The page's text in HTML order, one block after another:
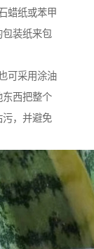
蜡纸或苯甲
包装纸来包
可采用涂油
东西把整个
污，并避免